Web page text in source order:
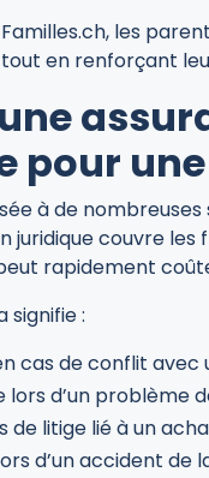
les
en renforçant
pour
à de
couvre les
rapidement
signifie :
cas de conflit avec
lors d’un problème
de litige lié à un
d’un accident de